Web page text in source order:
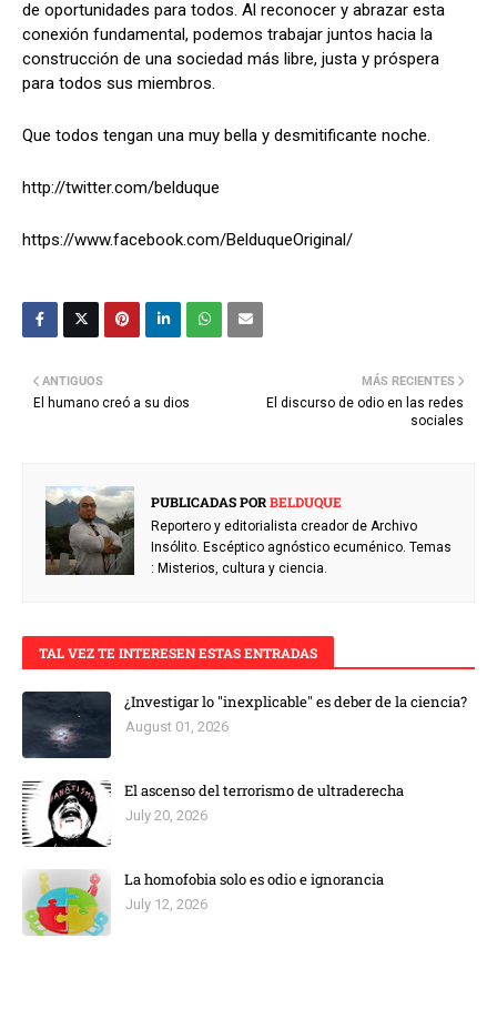
de oportunidades para todos. Al reconocer y abrazar esta
conexión fundamental, podemos trabajar juntos hacia la
construcción de una sociedad más libre, justa y próspera
para todos sus miembros.
Que todos tengan una muy bella y desmitificante noche.
http://twitter.com/belduque
https://www.facebook.com/BelduqueOriginal/
MÁS RECIENTES
El discurso de odio en las redes
sociales
ANTIGUOS
El humano creó a su dios
PUBLICADAS PORBELDUQUE
Reportero y editorialista creador de Archivo
Insólito. Escéptico agnóstico ecuménico. Temas
: Misterios, cultura y ciencia.
TAL VEZ TE INTERESEN ESTAS ENTRADAS
¿Investigar lo "inexplicable" es deber de la ciencia?
August 01, 2026
El ascenso del terrorismo de ultraderecha
July 20, 2026
La homofobia solo es odio e ignorancia
July 12, 2026